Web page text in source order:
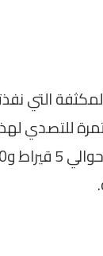
التي
للتصدي